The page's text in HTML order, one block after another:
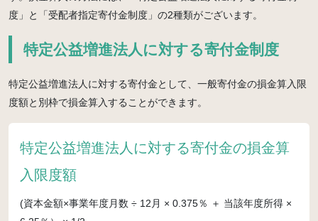
度」と「受配者指定寄付金制度」の2種類がございます。
特定公益増進法人に対する寄付金制度
特定公益増進法人に対する寄付金として、一般寄付金の損金算入限
度額と別枠で損金算入することができます。
特定公益増進法人に対する寄付金の損金算
入限度額
(資本金額×事業年度月数 ÷ 12月 × 0.375％ ＋ 当該年度所得 ×